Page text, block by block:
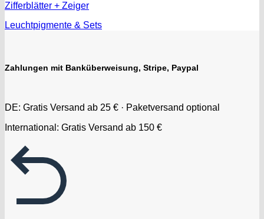
Zifferblätter + Zeiger
Leuchtpigmente & Sets
Zahlungen mit Banküberweisung, Stripe, Paypal
DE: Gratis Versand ab 25 € · Paketversand optional
International: Gratis Versand ab 150 €